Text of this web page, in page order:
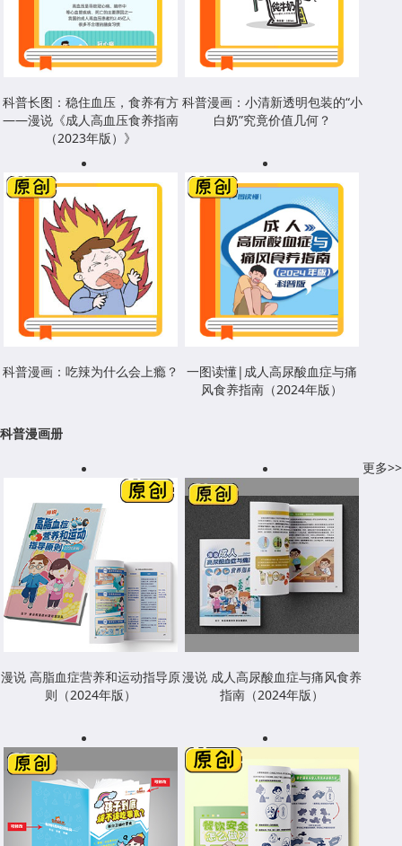
科普长图：稳住血压，食养有方
——漫说《成人高血压食养指南
（2023年版）》
科普漫画：小清新透明包装的“小
白奶”究竟价值几何？
科普漫画：吃辣为什么会上瘾？
一图读懂|成人高尿酸血症与痛
风食养指南（2024年版）
科普漫画册
更多>>
漫说 高脂血症营养和运动指导原
则（2024年版）
漫说 成人高尿酸血症与痛风食养
指南（2024年版）